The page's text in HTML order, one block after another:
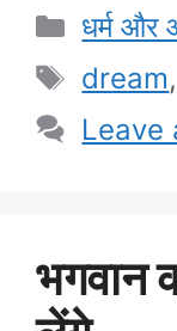
धर्म और
Tags
dream,
Leave
भगवान